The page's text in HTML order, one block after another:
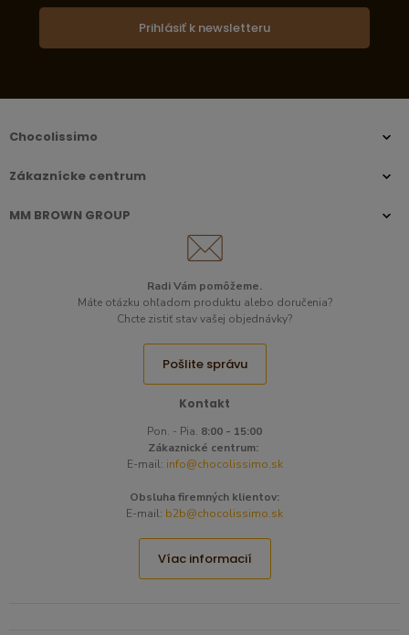
Prihlásiť k newsletteru
Chocolissimo
Zákaznícke centrum
MM BROWN GROUP
Kontakt
Pon. - Pia. 8:00 - 15:00
Zákaznické centrum:
E-mail: info@chocolissimo.sk
Obsluha firemných klientov:
E-mail: b2b@chocolissimo.sk
Víac informacií
Radi Vám pomôžeme.​
Máte otázku ohľadom produktu alebo doručenia?
Chcte zistiť stav vašej objednávky?
Pošlite správu